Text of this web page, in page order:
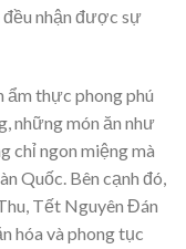
đều nhận được sự
ẩm thực phong phú
những món ăn như
chỉ ngon miệng mà
Quốc. Bên cạnh đó,
Tết Nguyên Đán
hóa và phong tục